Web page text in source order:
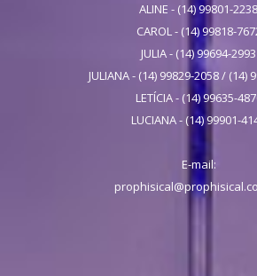
ALINE - (14) 99801-2238
CAROL - (14) 99818-
JULIA - (14) 99694-2993
JULIANA - (14) 99829-2058 / (14)
LETÍCIA - (14) 99635-
LUCIANA - (14) 99901-
E-mail: